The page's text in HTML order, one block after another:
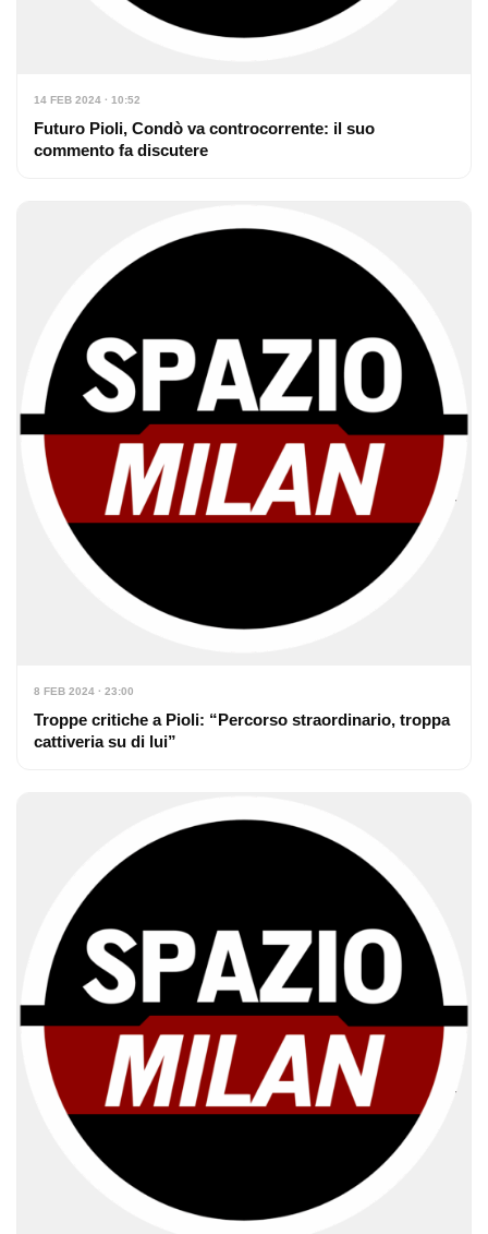
14 FEB 2024 · 10:52
Futuro Pioli, Condò va controcorrente: il suo
commento fa discutere
8 FEB 2024 · 23:00
Troppe critiche a Pioli: “Percorso straordinario, troppa
cattiveria su di lui”